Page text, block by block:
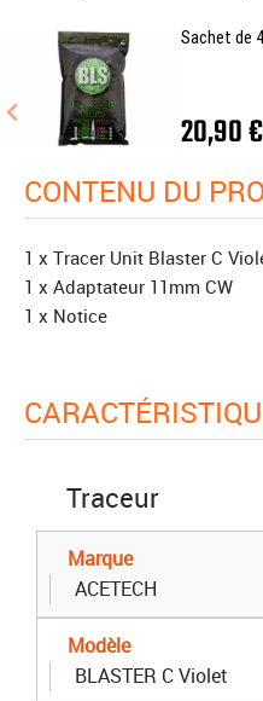
Sachet de
20,90 €
CONTENU DU
1 x Tracer Unit Blaster C
1 x Adaptateur 11mm CW
1 x Notice
Traceur
Marque
ACETECH
Modèle
BLASTER C Violet